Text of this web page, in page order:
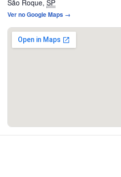
São Roque, SP
Ver no Google Maps →